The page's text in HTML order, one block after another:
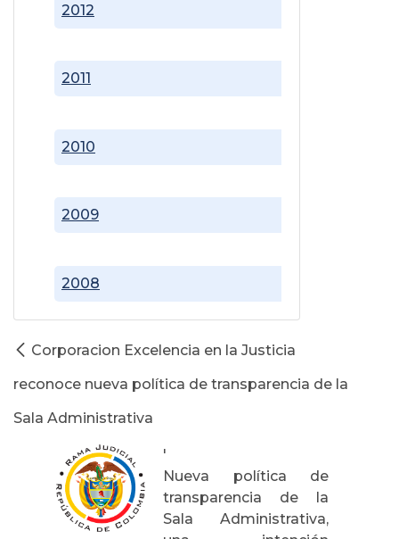
2008
2009
2010
2011
2012
Corporacion Excelencia en la Justicia
reconoce nueva política de transparencia de la
Sala Administrativa
'
Nueva política de
transparencia de la
Sala Administrativa,